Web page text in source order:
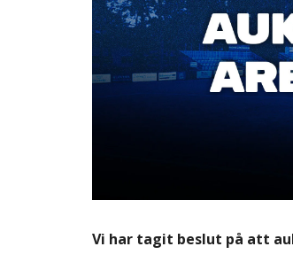
Vi har tagit beslut på att